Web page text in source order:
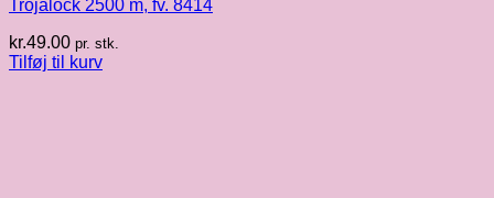
Trojalock 2500 m, fv. 8414
kr.49.00 pr. stk.
Tilføj til kurv